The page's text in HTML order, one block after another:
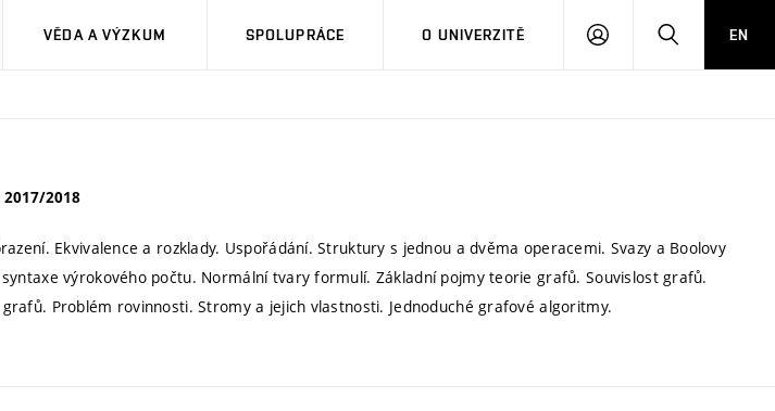
VĚDA A VÝZKUM SPOLUPRÁCE O UNIVERZITĚ
PŘIHLÁSIT HLEDATEN
2017/2018
Ekvivalence a rozklady. Uspořádání. Struktury s jednou a dvěma operacemi. Svazy a Boolovy
výrokového počtu. Normální tvary formulí. Základní pojmy teorie grafů. Souvislost grafů.
Problém rovinnosti. Stromy a jejich vlastnosti. Jednoduché grafové algoritmy.